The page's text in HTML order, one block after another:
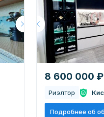
8 600 000
Риэлтор
Подробнее об